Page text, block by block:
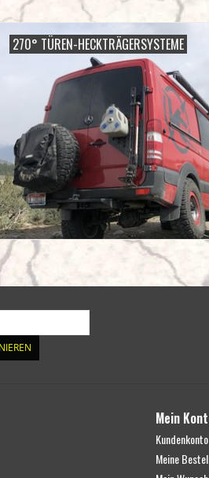
270° TÜREN-HECKTRÄGERSYSTEME
Mein
Meine